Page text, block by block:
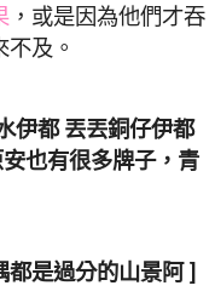
，或是因為他們才吞
及。
伊都 丟丟銅仔伊都
也有很多牌子，青
都是過分的山景阿 ]